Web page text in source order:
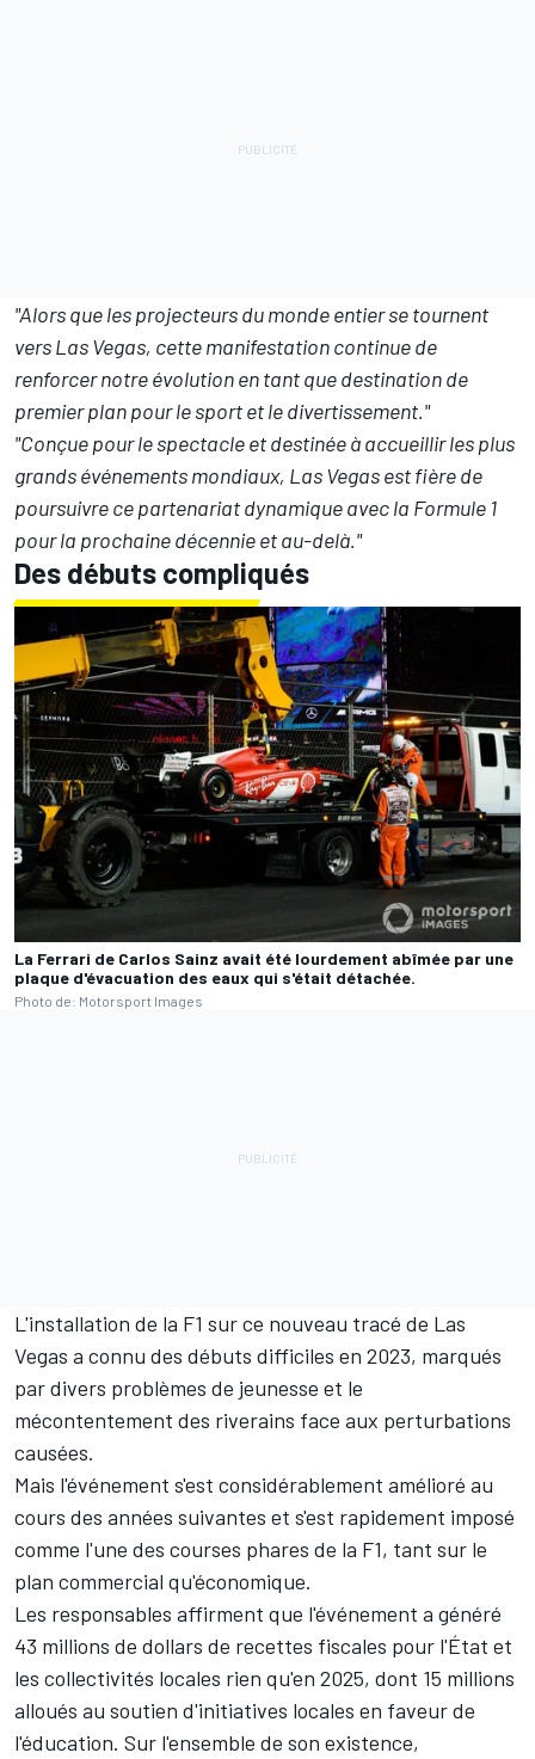
"Alors que les projecteurs du monde entier se tournent
vers Las Vegas, cette manifestation continue de
renforcer notre évolution en tant que destination de
premier plan pour le sport et le divertissement."
"Conçue pour le spectacle et destinée à accueillir les plus
grands événements mondiaux, Las Vegas est fière de
poursuivre ce partenariat dynamique avec la Formule 1
pour la prochaine décennie et au-delà."
Des débuts compliqués
La Ferrari de Carlos Sainz avait été lourdement abîmée par une
plaque d'évacuation des eaux qui s'était détachée.
Photo de: Motorsport Images
L'installation de la F1 sur ce nouveau tracé de Las
Vegas a connu des débuts difficiles en 2023, marqués
par divers problèmes de jeunesse et le
mécontentement des riverains face aux perturbations
causées.
Mais l'événement s'est considérablement amélioré au
cours des années suivantes et s'est rapidement imposé
comme l'une des courses phares de la F1, tant sur le
plan commercial qu'économique.
Les responsables affirment que l'événement a généré
43 millions de dollars de recettes fiscales pour l'État et
les collectivités locales rien qu'en 2025, dont 15 millions
alloués au soutien d'initiatives locales en faveur de
l'éducation. Sur l'ensemble de son existence,